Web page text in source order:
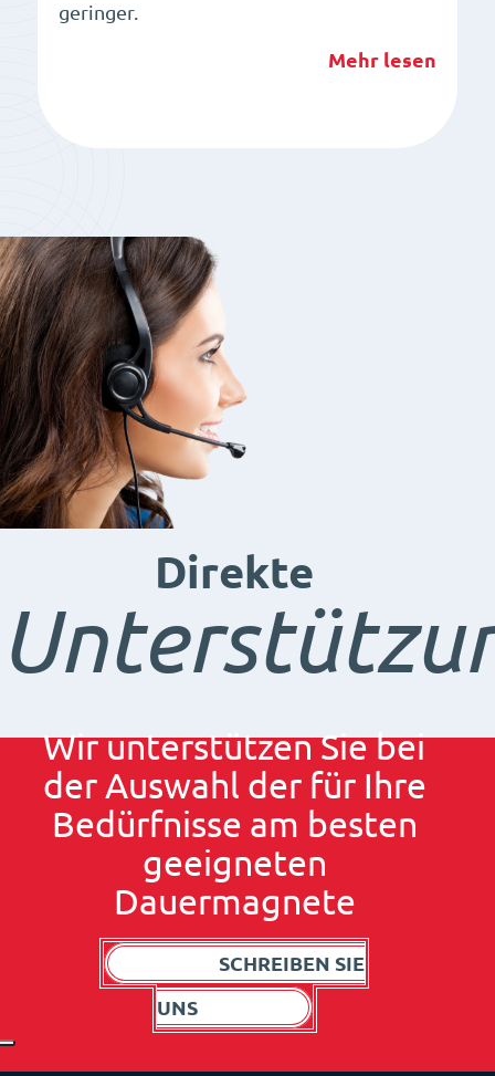
geringer.
Mehr lesen
Direkte
Wir unterstützen Sie bei
der Auswahl der für Ihre
Bedürfnisse am besten
geeigneten
Dauermagnete
SCHREIBEN SIE
UNS